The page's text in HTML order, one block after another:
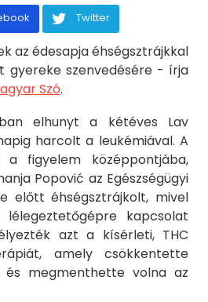
Twitter
az édesapja éhségsztrájkkal
gyereke szenvedésére - írja
Szó.
elhunyt a kétéves Lav
harcolt a leukémiával. A
figyelem középpontjába,
Popović az Egészségügyi
előtt éhségsztrájkolt, mivel
kapcsolat
azt a kísérleti, THC
amely csökkentette
megmenthette volna az